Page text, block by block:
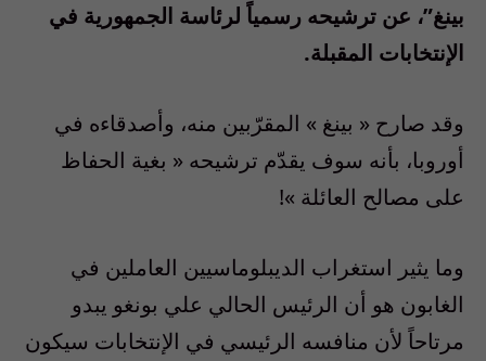
بينغ”، عن ترشيحه رسمياً لرئاسة الجمهورية في
الإنتخابات المقبلة.
وقد صارح « بينغ » المقرّبين منه، وأصدقاءه في
أوروبا، بأنه سوف يقدّم ترشيحه « بغية الحفاظ
على مصالح العائلة »!
وما يثير استغراب الديبلوماسيين العاملين في
الغابون هو أن الرئيس الحالي علي بونغو يبدو
مرتاحاً لأن منافسه الرئيسي في الإنتخابات سيكون